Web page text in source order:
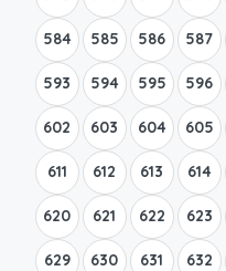
584 585 586 587
593 594 595 596
602 603 604 605
611 612 613 614
620 621 622 623
629 630 631 632